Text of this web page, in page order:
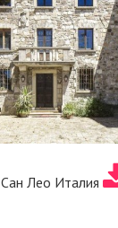
Сан Лео Италия